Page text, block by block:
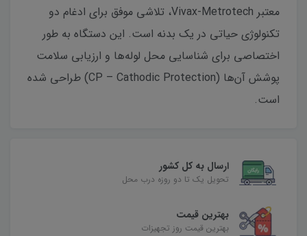
معتبر Vivax-Metrotech، تلاشی موفق برای ادغام دو
تکنولوژی حیاتی در یک بدنه است. این دستگاه به طور
اختصاصی برای شناسایی محل لوله‌ها و ارزیابی سلامت
پوشش آن‌ها (CP – Cathodic Protection) طراحی شده
است.
ارسال به کل کشور
تحویل یک تا دو روزه درب محل
بهترین قیمت
بهترین قیمت روز تجهیزات